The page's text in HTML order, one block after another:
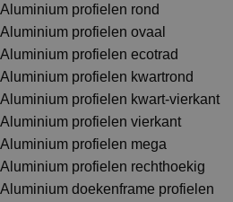
Aluminium profielen rond
Aluminium profielen ovaal
Aluminium profielen ecotrad
Aluminium profielen kwartrond
Aluminium profielen kwart-vierkant
Aluminium profielen vierkant
Aluminium profielen mega
Aluminium profielen rechthoekig
Aluminium doekenframe profielen